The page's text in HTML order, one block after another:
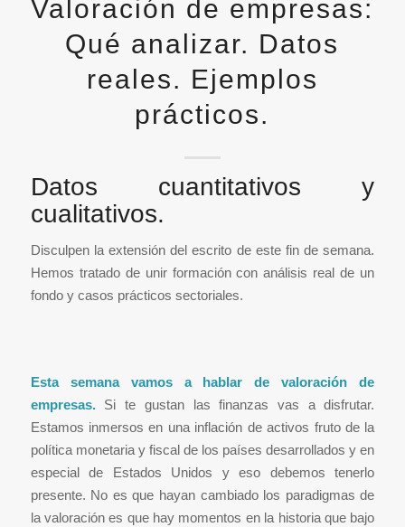
Valoración de empresas:
Qué analizar. Datos
reales. Ejemplos
prácticos.
Datos cuantitativos y
cualitativos.
Disculpen la extensión del escrito de este fin de semana.
Hemos tratado de unir formación con análisis real de un
fondo y casos prácticos sectoriales.
Esta semana vamos a hablar de valoración de
empresas. Si te gustan las finanzas vas a disfrutar.
Estamos inmersos en una inflación de activos fruto de la
política monetaria y fiscal de los países desarrollados y en
especial de Estados Unidos y eso debemos tenerlo
presente. No es que hayan cambiado los paradigmas de
la valoración es que hay momentos en la historia que bajo